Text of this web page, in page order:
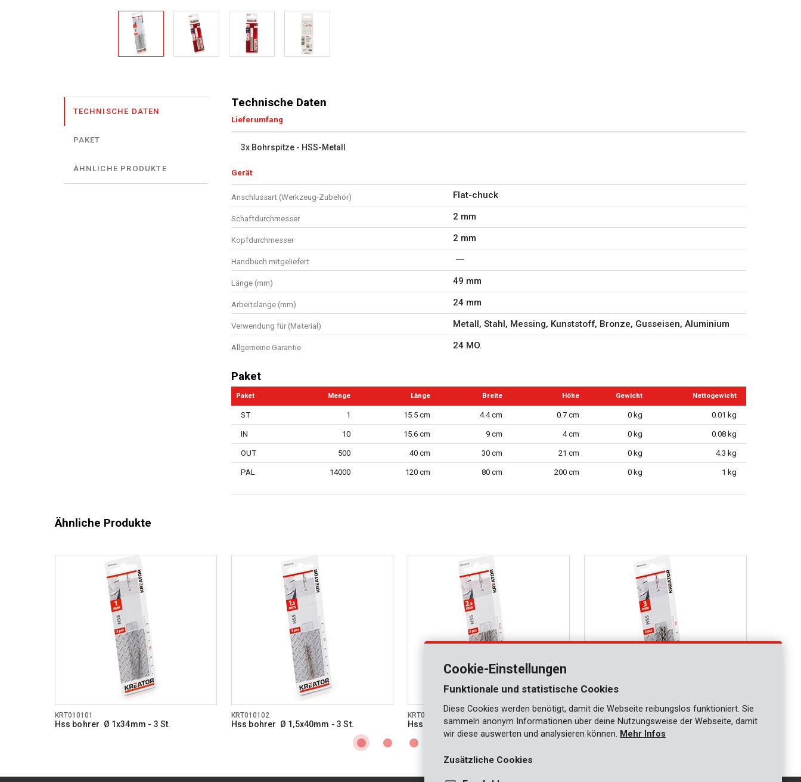
TECHNISCHE DATEN
PAKET
ÄHNLICHE PRODUKTE
Technische Daten
Lieferumfang
3x Bohrspitze - HSS-Metall
Gerät
Anschlussart (Werkzeug-Zubehör) Flat-chuck
Schaftdurchmesser 2 mm
Kopfdurchmesser 2 mm
Handbuch mitgeliefert
Länge (mm) 49 mm
Arbeitslänge (mm) 24 mm
Verwendung für (Material) Metall, Stahl, Messing, Kunststoff, Bronze, Gusseisen, Aluminium
Allgemeine Garantie 24 MO.
Paket
Paket Menge Länge Breite Höhe Gewicht Nettogewicht
ST 1 15.5 cm 4.4 cm 0.7 cm 0 kg 0.01 kg
IN 10 15.6 cm 9 cm 4 cm 0 kg 0.08 kg
OUT 500 40 cm 30 cm 21 cm 0 kg 4.3 kg
PAL 14000 120 cm 80 cm 200 cm 0 kg 1 kg
Ähnliche Produkte
KRT010101
Hss bohrer Ø 1x34mm - 3 St.
KRT010102
Hss bohrer Ø 1,5x40mm - 3 St.
KRT010104
Hss bohrer Ø 2,5x57mm - 3 St. Hss bohrer Ø 3x61mm - 3 St.
Cookie-Einstellungen
Funktionale und statistische Cookies
Diese Cookies werden benötigt, damit die Webseite reibungslos funktioniert. Sie
sammeln anonym Informationen über deine Nutzungsweise der Webseite, damit
wir diese auswerten und analysieren können. Mehr Infos
Zusätzliche Cookies